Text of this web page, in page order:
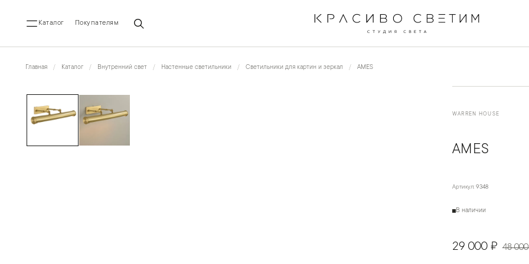
Каталог Покупателям
Главная Каталог Внутренний свет Настенные светильники Светильники для картин и зеркал AMES
← 1/2
WARREN HOUSE
AMES
Артикул: 9348
В наличии
29 000 ₽ 48